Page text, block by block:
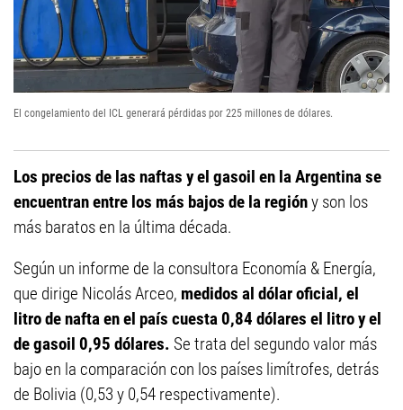
El congelamiento del ICL generará pérdidas por 225 millones de dólares.
Los precios de las naftas y el gasoil en la Argentina se
encuentran entre los más bajos de la regióny son los
más baratos en la última década.
Según un informe de la consultora Economía & Energía,
que dirige Nicolás Arceo, medidos al dólar oficial, el
litro de nafta en el país cuesta 0,84 dólares el litro y el
de gasoil 0,95 dólares. Se trata del segundo valor más
bajo en la comparación con los países limítrofes, detrás
de Bolivia (0,53 y 0,54 respectivamente).